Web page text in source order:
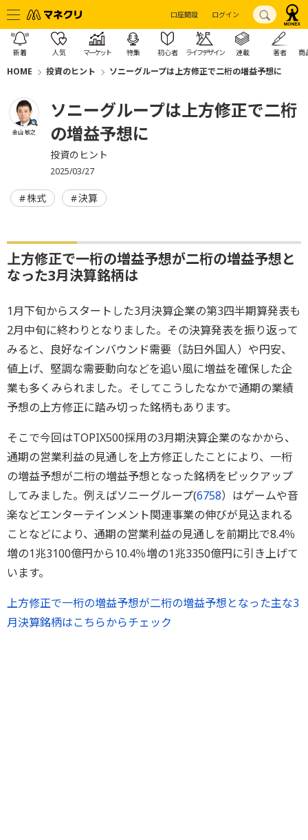
口座開設 ログイン
新着 人気 マーケット 特集 初心者 ライフデザイン 連載 著者 商
HOME 投資のヒント ソニーグループは上方修正で二桁の増益予想に
金山 敏之
ソニーグループは上方修正で二桁
の増益予想に
投資のヒント
2025/03/27
株式 決算
上方修正で一桁の増益予想が二桁の増益予想と
なった3月決算銘柄は
1月下旬からスタートした3月決算企業の第3四半期算発表も
2月中旬に終わりとなりました。その決算発表を振り返って
みると、良好なインバウンド需要（訪日外国人）や円安、
値上げ、堅調な需要動向などを追い風に増益を確保した企
業も多くみられました。そしてこうしたなかで通期の業績
予想の上方修正に踏み切った銘柄もあります。
そこで今回はTOPIX500採用の3月期決算企業のなかから、
通期の営業利益の見通しを上方修正したことにより、一桁
の増益予想が二桁の増益予想となった銘柄をピックアップ
してみました。例えばソニーグループ(6758）はゲームや音
楽などエンターテインメント関連事業の伸びが見込まれる
ことなどにより、通期の営業利益の見通しを前期比で8.4％
増の1兆3100億円から10.4％増の1兆3350億円に引き上げて
います。
上方修正で一桁の増益予想が二桁の増益予想となった主な3
月決算銘柄はこちらからチェック